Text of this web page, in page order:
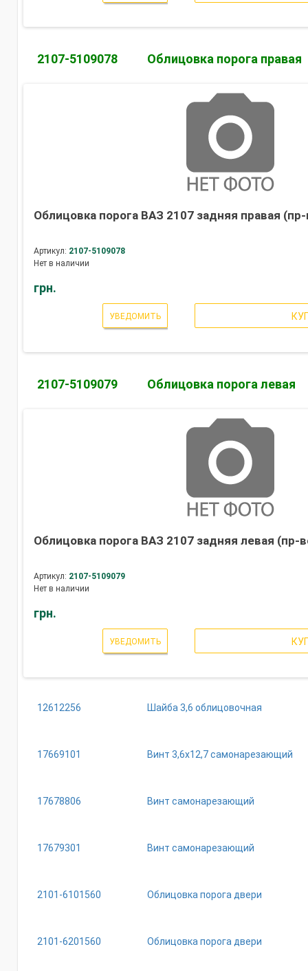
2107-5109078 Облицовка порога правая
Облицовка порога ВАЗ 2107 задняя правая
Артикул: 2107-5109078
Нет в наличии
грн.
УВЕДОМИТЬ
2107-5109079 Облицовка порога левая
Облицовка порога ВАЗ 2107 задняя левая (пр-
Артикул: 2107-5109079
Нет в наличии
грн.
УВЕДОМИТЬ
12612256 Шайба 3,6 облицовочная
17669101 Винт 3,6х12,7 самонарезающий
17678806 Винт самонарезающий
17679301 Винт самонарезающий
2101-6101560 Облицовка порога двери
2101-6201560 Облицовка порога двери